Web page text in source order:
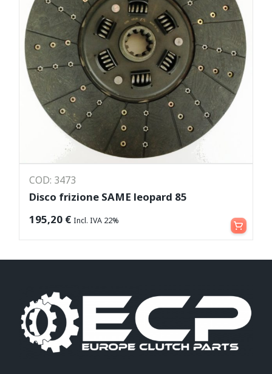
COD: 3473
Disco frizione SAME leopard 85
195,20 € Incl. IVA 22% Aggiungi al carrello